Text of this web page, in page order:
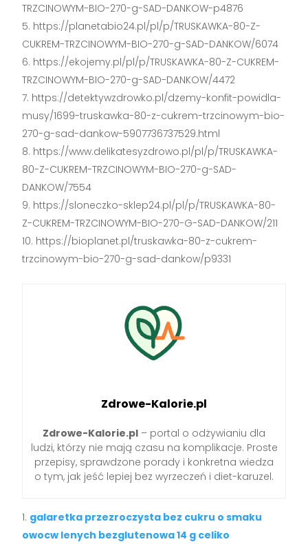
TRZCINOWYM-BIO-270-g-SAD-DANKOW-p4876
https://planetabio24.pl/pl/p/TRUSKAWKA-80-Z-
CUKREM-TRZCINOWYM-BIO-270-g-SAD-DANKOW/6074
https://ekojemy.pl/pl/p/TRUSKAWKA-80-Z-CUKREM-
TRZCINOWYM-BIO-270-g-SAD-DANKOW/4472
https://detektywzdrowko.pl/dzemy-konfit-powidla-
musy/1699-truskawka-80-z-cukrem-trzcinowym-bio-
270-g-sad-dankow-5907736737529.html
https://www.delikatesyzdrowo.pl/pl/p/TRUSKAWKA-
80-Z-CUKREM-TRZCINOWYM-BIO-270-g-SAD-
DANKOW/7554
https://sloneczko-sklep24.pl/pl/p/TRUSKAWKA-80-
Z-CUKREM-TRZCINOWYM-BIO-270-G-SAD-DANKOW/211
https://bioplanet.pl/truskawka-80-z-cukrem-
trzcinowym-bio-270-g-sad-dankow/p9331
Zdrowe-Kalorie.pl
Zdrowe-Kalorie.pl – portal o odżywianiu dla
ludzi, którzy nie mają czasu na komplikacje. Proste
przepisy, sprawdzone porady i konkretna wiedza
o tym, jak jeść lepiej bez wyrzeczeń i diet-karuzel.
galaretka przezroczysta bez cukru o smaku
owocw lenych bezglutenowa 14 g celiko